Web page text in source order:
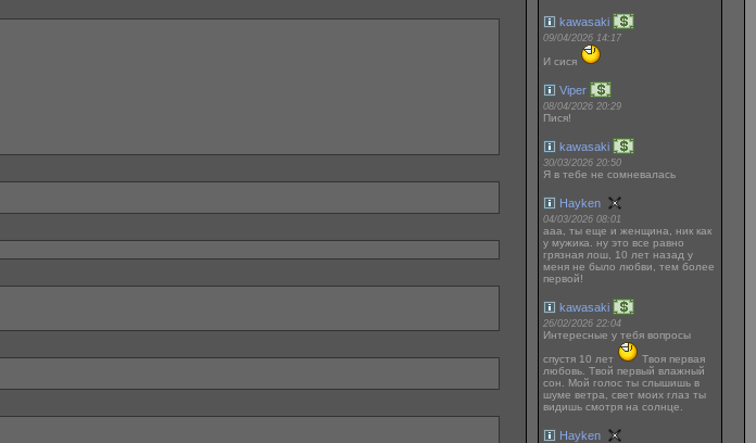
kawasaki
09/04/2026 14:17
И сися
Viper
08/04/2026 20:29
Пися!
kawasaki
30/03/2026 20:50
Я в тебе не сомневалась
Hayken
04/03/2026 08:01
ааа, ты еще и женщина, ник как
у мужика. ну это все равно
грязная лош, 10 лет назад у
меня не было любви, тем более
первой!
kawasaki
26/02/2026 22:04
Интересные у тебя вопросы
спустя 10 лет
Твоя первая
любовь. Твой первый влажный
сон. Мой голос ты слышишь в
шуме ветра, свет моих глаз ты
видишь смотря на солнце.
Hayken